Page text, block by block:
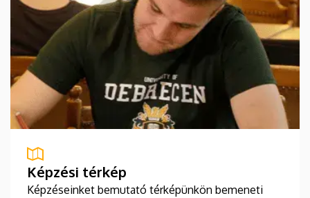
Képzési térkép
Képzéseinket bemutató térképünkön bemeneti